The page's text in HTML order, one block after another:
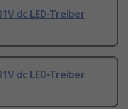
dc LED-Treiber
dc LED-Treiber